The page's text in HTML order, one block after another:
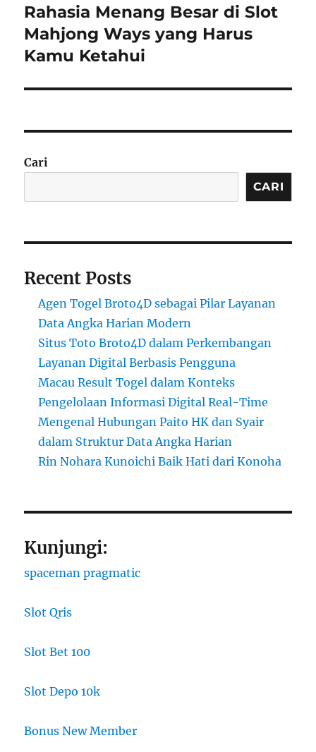
Next
post:
Rahasia Menang Besar di Slot
Mahjong Ways yang Harus
Kamu Ketahui
Cari
CARI
Recent Posts
Agen Togel Broto4D sebagai Pilar Layanan
Data Angka Harian Modern
Situs Toto Broto4D dalam Perkembangan
Layanan Digital Berbasis Pengguna
Macau Result Togel dalam Konteks
Pengelolaan Informasi Digital Real-Time
Mengenal Hubungan Paito HK dan Syair
dalam Struktur Data Angka Harian
Rin Nohara Kunoichi Baik Hati dari Konoha
Kunjungi:
spaceman pragmatic
Slot Qris
Slot Bet 100
Slot Depo 10k
Bonus New Member